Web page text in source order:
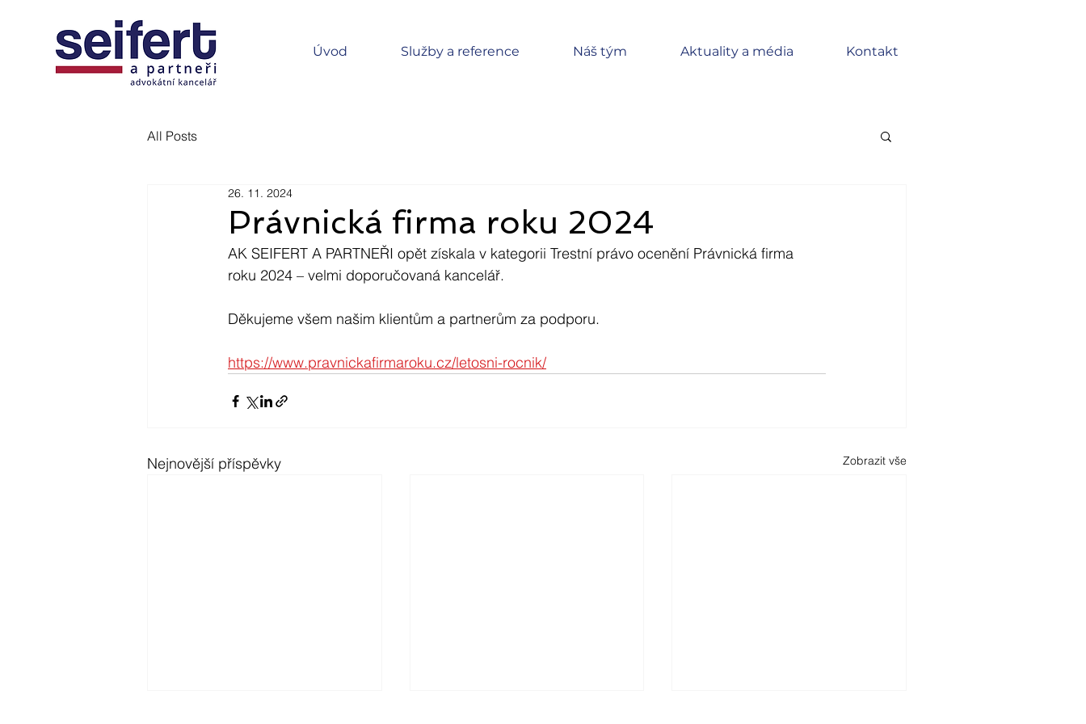
Úvod Služby a reference Náš tým Aktuality a média Kontakt
All Posts
Právnická firma roku 2024
26. 11. 2024
AK SEIFERT A PARTNEŘI opět získala v kategorii Trestní právo ocenění Právnická firma
roku 2024 – velmi doporučovaná kancelář.
Děkujeme všem našim klientům a partnerům za podporu.
https://www.pravnickafirmaroku.cz/letosni-rocnik/
Nejnovější příspěvky Zobrazit vše